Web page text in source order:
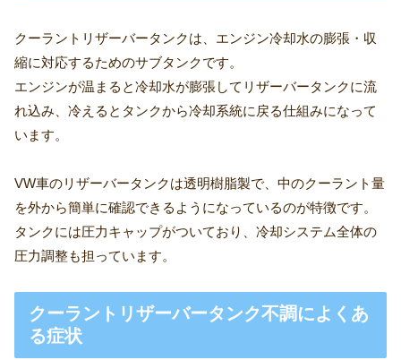
クーラントリザーバータンクは、エンジン冷却水の膨張・収
縮に対応するためのサブタンクです。
エンジンが温まると冷却水が膨張してリザーバータンクに流
れ込み、冷えるとタンクから冷却系統に戻る仕組みになって
います。
VW車のリザーバータンクは透明樹脂製で、中のクーラント量
を外から簡単に確認できるようになっているのが特徴です。
タンクには圧力キャップがついており、冷却システム全体の
圧力調整も担っています。
クーラントリザーバータンク不調によくあ
る症状